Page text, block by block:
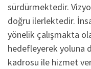
sürdürmektedir.
doğru ilerlektedir.
yönelik çalışmakta
hedefleyerek yoluna
kadrosu ile hizmet